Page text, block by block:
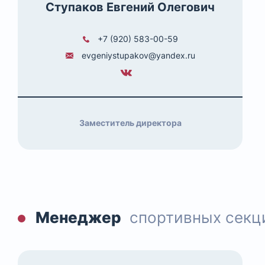
Ступаков Евгений Олегович
+7 (920) 583-00-59
evgeniystupakov@yandex.ru
Заместитель директора
Менеджер спортивных